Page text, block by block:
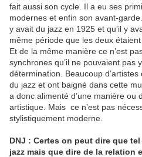
fait aussi son cycle. Il a eu ses
modernes et enfin son avant-
y avait du jazz en 1925 et qu’il y
même période que les deux
Et de la même manière ce n’est
synchrones qu’il ne pouvaient pas
détermination. Beaucoup
du jazz et ont baigné dans cette
a donc alimenté d’une manière ou
artistique. Mais ce n’est pas
stylistiquement moderne.
DNJ : Certes on peut dire que
jazz mais que dire de la relation